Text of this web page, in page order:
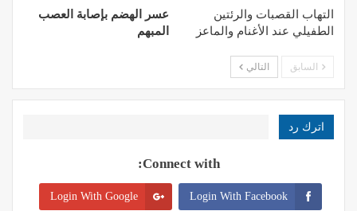
التهاب القصبات والرئتين
الطفيلي عند الأغنام والماعز
عسر الهضم بإصابة العصب
المبهم
السابق التالي
اترك رد
Connect with:
Login With Facebook
Login With Google